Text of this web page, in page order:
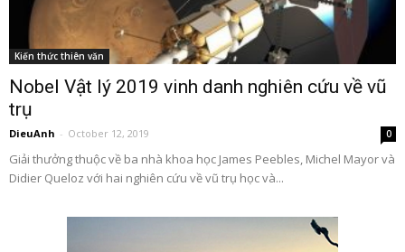
Kiến thức thiên văn
Nobel Vật lý 2019 vinh danh nghiên cứu về vũ
trụ
DieuAnh - October 12, 2019 0
Giải thưởng thuộc về ba nhà khoa học James Peebles, Michel Mayor và
Didier Queloz với hai nghiên cứu về vũ trụ học và...